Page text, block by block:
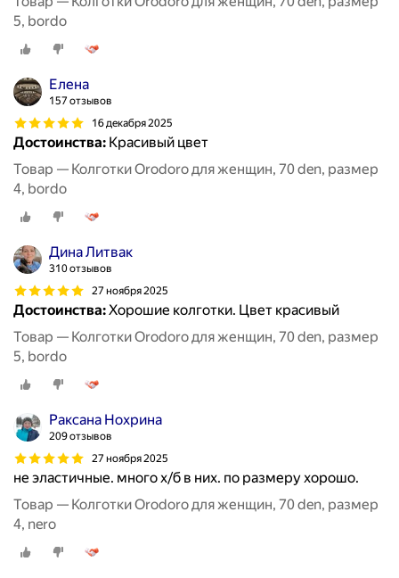
5, bordo
Елена
157 отзывов
16 декабря 2025
Достоинства: Красивый цвет
Товар — Колготки Orodoro для женщин, 70 den, размер
4, bordo
Дина Литвак
310 отзывов
27 ноября 2025
Достоинства:Хорошие колготки. Цвет красивый
Товар — Колготки Orodoro для женщин, 70 den, размер
5, bordo
Раксана Нохрина
209 отзывов
27 ноября 2025
не эластичные. много х/б в них. по размеру хорошо.
Товар — Колготки Orodoro для женщин, 70 den, размер
4, nero